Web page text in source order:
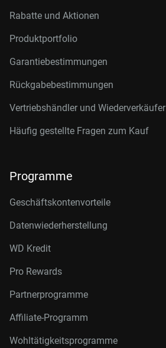
Rabatte und Aktionen
Produktportfolio
Garantiebestimmungen
Rückgabebestimmungen
Vertriebshändler und Wiederverkäufer
Häufig gestellte Fragen zum Kauf
Programme
Geschäftskontenvorteile
Datenwiederherstellung
WD Kredit
Pro Rewards
Partnerprogramme
Affiliate-Programm
Wohltätigkeitsprogramme